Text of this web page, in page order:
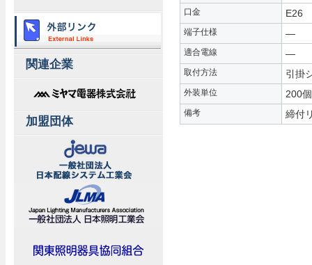
口金 E26
端子仕様 —
適合電線 —
取付方法 引掛
外装単位 200個
備考 締付
関連企業
加盟団体